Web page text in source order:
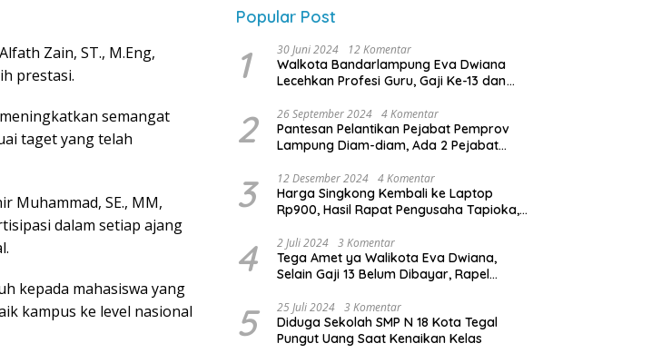
Zain, ST., M.Eng,
prestasi.
semangat
taget yang telah
Muhammad, SE., MM,
dalam setiap ajang
kepada mahasiswa yang
kampus ke level nasional
Popular Post
1 30 Juni 2024 12 Komentar
Walkota Bandarlampung Eva Dwiana
Lecehkan Profesi Guru, Gaji Ke-13 dan
2 26 September 2024 4 Komentar
Pantesan Pelantikan Pejabat Pemprov
Lampung Diam-diam, Ada 2 Pejabat
3 12 Desember 2024 4 Komentar
Harga Singkong Kembali ke Laptop
Rp900, Hasil Rapat Pengusaha Tapioka,
Lampung
4 2 Juli 2024 3 Komentar
Tega Amet ya Walikota Eva Dwiana,
Selain Gaji 13 Belum Dibayar, Rapel
Dibayar
5 25 Juli 2024 3 Komentar
Diduga Sekolah SMP N 18 Kota Tegal
Pungut Uang Saat Kenaikan Kelas